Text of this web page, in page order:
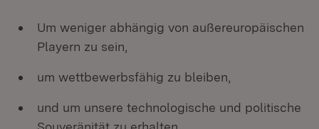
Um weniger abhängig von außereuropäischen
Playern zu sein,
um wettbewerbsfähig zu bleiben,
und um unsere technologische und politische